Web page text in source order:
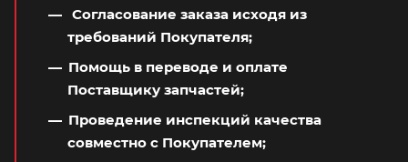
Согласование заказа исходя из
требований Покупателя;
Помощь в переводе и оплате
Поставщику запчастей;
Проведение инспекций качества
совместно с Покупателем;